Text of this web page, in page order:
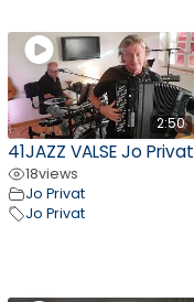
2:50
41JAZZ VALSE Jo Privat
18views
Jo Privat
Jo Privat